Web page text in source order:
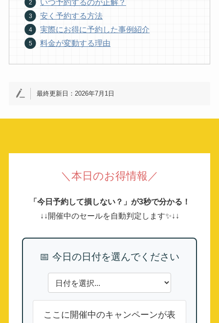
いつ予約するのが正解？
安く予約する方法
実際にお得に予約した事例紹介
料金が変動する理由
最終更新日：2026年7月1日
＼本日のお得情報／
「今日予約して損しない？」が3秒で分かる！
↓↓開催中のセールを自動判定します✨↓↓
📅 今日の日付を選んでください
ここに開催中のキャンペーンが表